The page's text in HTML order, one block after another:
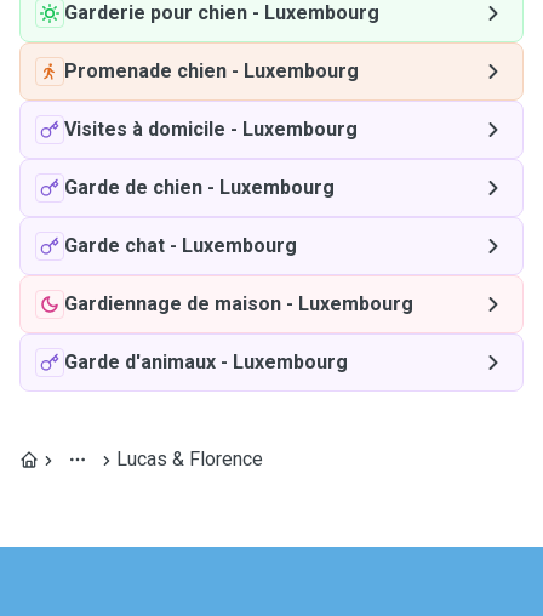
Garderie pour chien - Luxembourg
Promenade chien - Luxembourg
Visites à domicile - Luxembourg
Garde de chien - Luxembourg
Garde chat - Luxembourg
Gardiennage de maison - Luxembourg
Garde d'animaux - Luxembourg
Lucas & Florence